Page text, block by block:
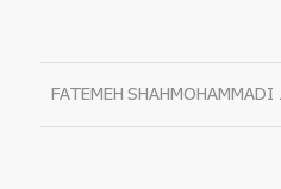
FATEMEH SHAHMOHAMMADI